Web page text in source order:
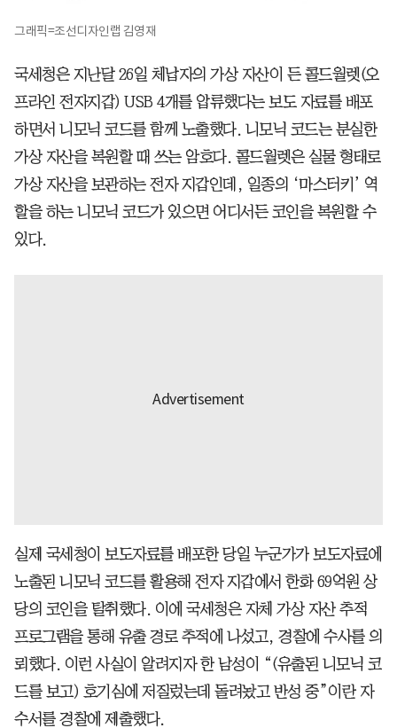
그래픽=조선디자인랩 김영재
국세청은 지난달 26일 체납자의 가상 자산이 든 콜드월렛(오
프라인 전자지갑) USB 4개를 압류했다는 보도 자료를 배포
하면서 니모닉 코드를 함께 노출했다. 니모닉 코드는 분실한
가상 자산을 복원할 때 쓰는 암호다. 콜드월렛은 실물 형태로
가상 자산을 보관하는 전자 지갑인데, 일종의 ‘마스터키’ 역
할을 하는 니모닉 코드가 있으면 어디서든 코인을 복원할 수
있다.
실제 국세청이 보도자료를 배포한 당일 누군가가 보도자료에
노출된 니모닉 코드를 활용해 전자 지갑에서 한화 69억원 상
당의 코인을 탈취했다. 이에 국세청은 자체 가상 자산 추적
프로그램을 통해 유출 경로 추적에 나섰고, 경찰에 수사를 의
뢰했다. 이런 사실이 알려지자 한 남성이 “(유출된 니모닉 코
드를 보고) 호기심에 저질렀는데 돌려놨고 반성 중”이란 자
수서를 경찰에 제출했다.